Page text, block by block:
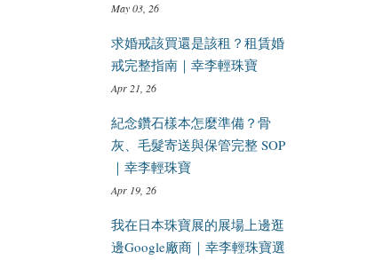
May 03, 26
求婚戒該買還是該租？租賃婚
戒完整指南｜幸李輕珠寶
Apr 21, 26
紀念鑽石樣本怎麼準備？骨
灰、毛髮寄送與保管完整 SOP
｜幸李輕珠寶
Apr 19, 26
我在日本珠寶展的展場上邊逛
邊Google廠商｜幸李輕珠寶選